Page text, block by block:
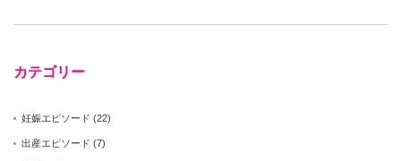
カテゴリー
妊娠エピソード (22)
出産エピソード (7)